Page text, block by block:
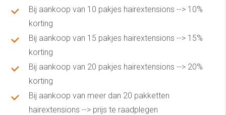
Bij aankoop van 10 pakjes hairextensions --> 10%
korting
Bij aankoop van 15 pakjes hairextensions --> 15%
korting
Bij aankoop van 20 pakjes hairextensions --> 20%
korting
Bij aankoop van meer dan 20 pakketten
hairextensions --> prijs te raadplegen